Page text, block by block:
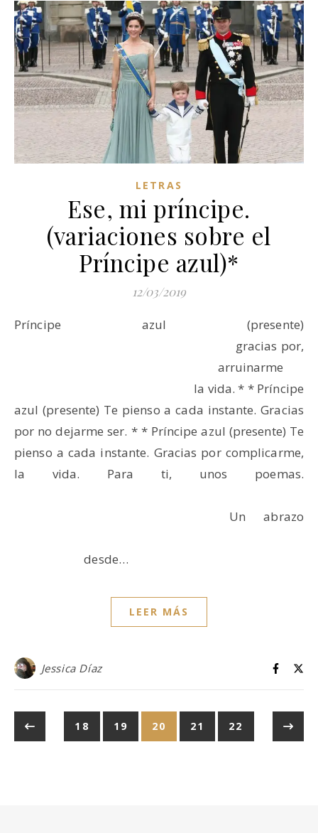
LETRAS
Ese, mi príncipe.
(variaciones sobre el
Príncipe azul)*
12/03/2019
Príncipe azul (presente)
gracias por,
arruinarme
la vida. * * Príncipe
azul (presente) Te pienso a cada instante. Gracias
por no dejarme ser. * * Príncipe azul (presente) Te
pienso a cada instante. Gracias por complicarme,
la vida. Para ti, unos poemas.
Un abrazo
desde…
LEER MÁS
Jessica Díaz
18 19 20 21 22